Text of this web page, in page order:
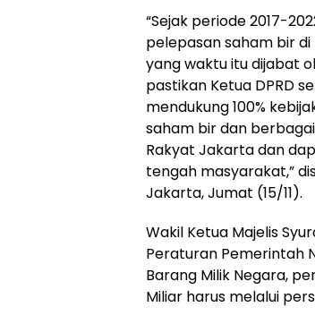
“Sejak periode 2017-
pelepasan saham bir di
yang waktu itu dijabat
pastikan Ketua DPRD
mendukung 100%
saham bir dan
Rakyat Jakarta dan
tengah masyarakat,”
Jakarta, Jumat (15/11).
Wakil Ketua Majelis
Peraturan Pemerintah
Barang Milik Negara,
Miliar harus melalui